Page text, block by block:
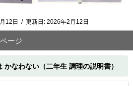
12日 / 更新日: 2026年2月12日
ージ
なわない（二年生 調理の説明書）